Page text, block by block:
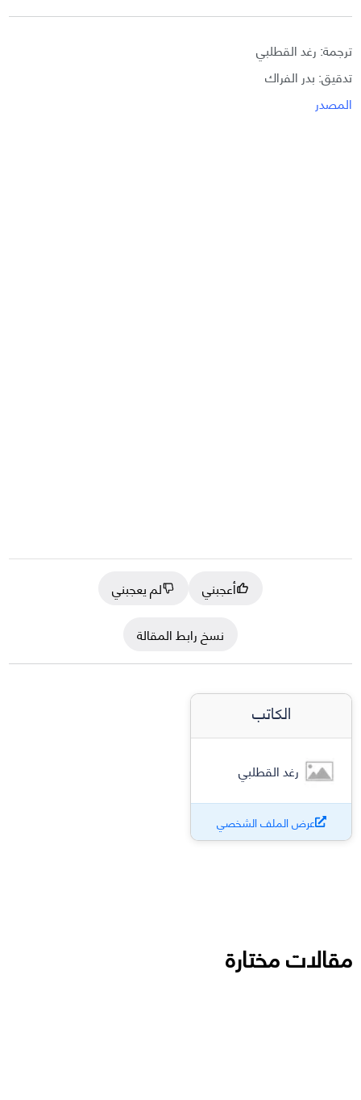
ترجمة: رغد القطلبي
تدقيق: بدر الفراك
المصدر
أعجبني
لم يعجبني
نسخ رابط المقالة
الكاتب
رغد القطلبي
عرض الملف الشخصي
مقالات مختارة